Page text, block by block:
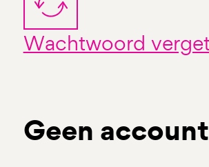
Wachtwoord
Geen account